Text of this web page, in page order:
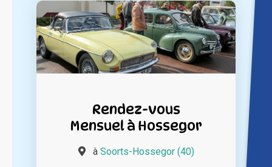
Rendez-vous
Mensuel à Hossegor
à Soorts-Hossegor (40)